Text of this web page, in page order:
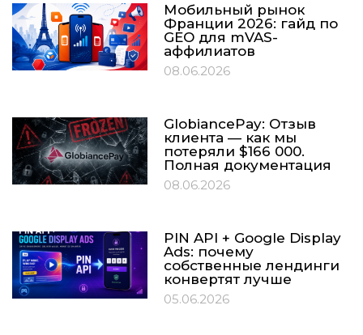
Мобильный рынок
Франции 2026: гайд по
GEO для mVAS-
аффилиатов
08.06.2026
GlobiancePay: Отзыв
клиента — как мы
потеряли $166 000.
Полная документация
08.06.2026
PIN API + Google Display
Ads: почему
собственные лендинги
конвертят лучше
05.06.2026